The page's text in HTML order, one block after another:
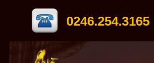
0246.254.3165